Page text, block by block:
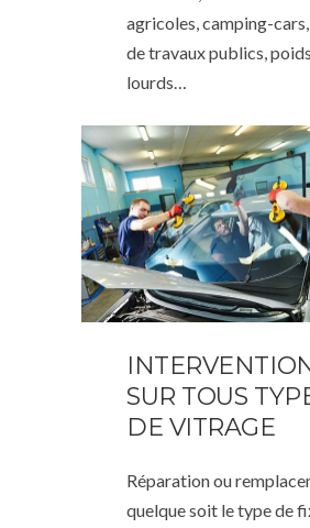
agricoles, camping-
de travaux publics, poids
lourds…
SUR TOUS
DE VITRAGE
Réparation ou
quelque soit le type de